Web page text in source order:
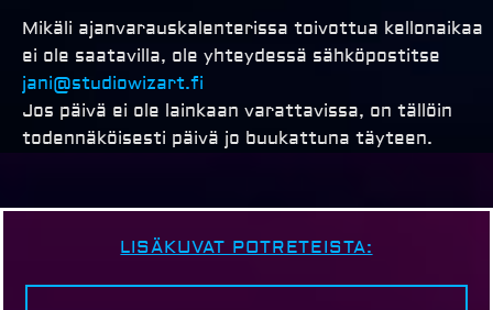
Mikäli ajanvarauskalenterissa toivottua kellonaikaa
ei ole saatavilla, ole yhteydessä sähköpostitse
jani@studiowizart.fi
Jos päivä ei ole lainkaan varattavissa, on tällöin
todennäköisesti päivä jo buukattuna täyteen.
LISÄKUVAT POTRETEISTA: